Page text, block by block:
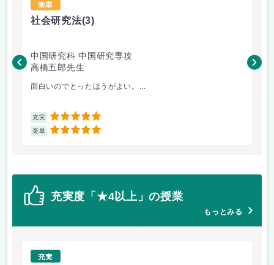
楽単
社会研究法(3)
中国研究科 中国研究専攻
高橋五郎先生
面白いのでとったほうがよい。...
充実 5
楽単 5
木
充実度「★4以上」の授業
もっとみる
充実